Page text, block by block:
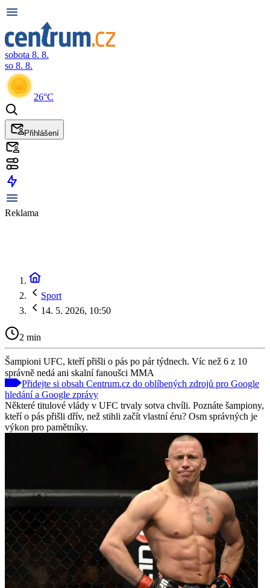
sobota 8. 8.
so 8. 8.
26°C
Přihlášení
Reklama
Sport
14. 5. 2026, 10:50
2 min
Šampioni UFC, kteří přišli o pás po pár týdnech. Víc než 6 z 10
správně nedá ani skalní fanoušci MMA
Přidejte si obsah Centrum.cz do oblíbených zdrojů pro Google
hledání a Google zprávy
Některé titulové vlády v UFC trvaly sotva chvíli. Poznáte šampiony,
kteří o pás přišli dřív, než stihli začít vlastní éru? Osm správných je
výkon pro pamětníky.